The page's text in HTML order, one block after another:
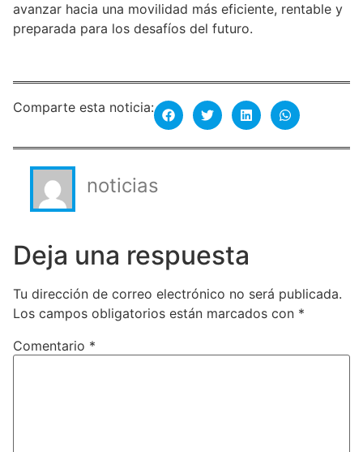
avanzar hacia una movilidad más eficiente, rentable y
preparada para los desafíos del futuro.
Comparte esta noticia:
noticias
Deja una respuesta
Tu dirección de correo electrónico no será publicada.
Los campos obligatorios están marcados con *
Comentario *